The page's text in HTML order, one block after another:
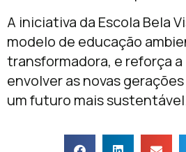
A iniciativa da Escola Bela
modelo de educação
transformadora, e reforça
envolver as novas
um futuro mais